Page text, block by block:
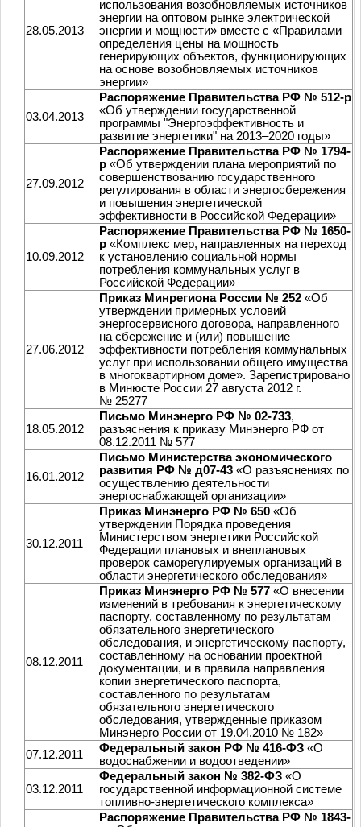
28.05.2013
использования возобновляемых источников
энергии на оптовом рынке электрической
энергии и мощности» вместе с «Правилами
определения цены на мощность
генерирующих объектов, функционирующих
на основе возобновляемых источников
энергии»
03.04.2013
Распоряжение Правительства РФ № 512-р
«Об утверждении государственной
программы "Энергоэффективность и
развитие энергетики" на 2013–2020 годы»
27.09.2012
Распоряжение Правительства РФ № 1794-
р «Об утверждении плана мероприятий по
совершенствованию государственного
регулирования в области энергосбережения
и повышения энергетической
эффективности в Российской Федерации»
10.09.2012
Распоряжение Правительства РФ № 1650-
р «Комплекс мер, направленных на переход
к установлению социальной нормы
потребления коммунальных услуг в
Российской Федерации»
27.06.2012
Приказ Минрегиона России № 252 «Об
утверждении примерных условий
энергосервисного договора, направленного
на сбережение и (или) повышение
эффективности потребления коммунальных
услуг при использовании общего имущества
в многоквартирном доме». Зарегистрировано
в Минюсте России 27 августа 2012 г.
№ 25277
18.05.2012
Письмо Минэнерго РФ № 02-733,
разъяснения к приказу Минэнерго РФ от
08.12.2011 № 577
16.01.2012
Письмо Министерства экономического
развития РФ № д07-43 «О разъяснениях по
осуществлению деятельности
энергоснабжающей организации»
30.12.2011
Приказ Минэнерго РФ № 650 «Об
утверждении Порядка проведения
Министерством энергетики Российской
Федерации плановых и внеплановых
проверок саморегулируемых организаций в
области энергетического обследования»
08.12.2011
Приказ Минэнерго РФ № 577 «О внесении
изменений в требования к энергетическому
паспорту, составленному по результатам
обязательного энергетического
обследования, и энергетическому паспорту,
составленному на основании проектной
документации, и в правила направления
копии энергетического паспорта,
составленного по результатам
обязательного энергетического
обследования, утвержденные приказом
Минэнерго России от 19.04.2010 № 182»
07.12.2011
Федеральный закон РФ № 416-ФЗ «О
водоснабжении и водоотведении»
03.12.2011
Федеральный закон № 382-ФЗ «О
государственной информационной системе
топливно-энергетического комплекса»
Распоряжение Правительства РФ № 1843-